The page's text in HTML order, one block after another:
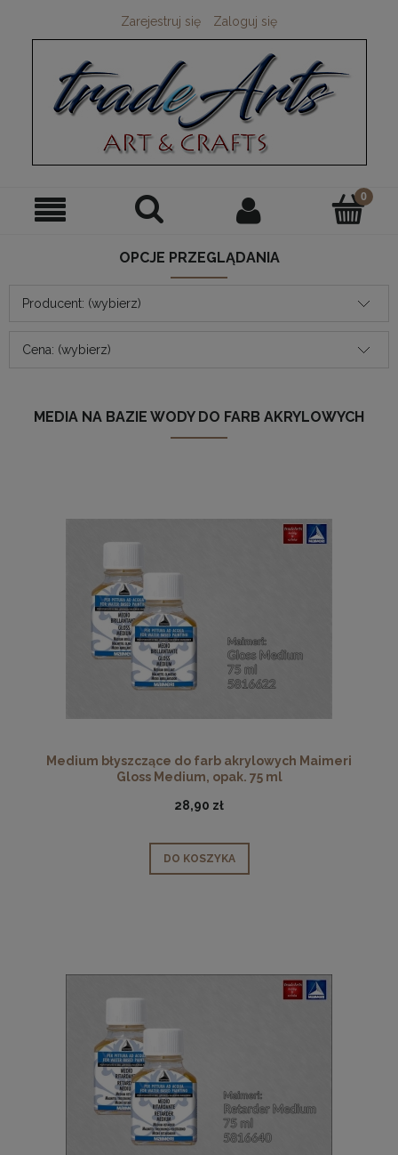
Zarejestruj się Zaloguj się
OPCJE PRZEGLĄDANIA
Producent: (wybierz)
Cena: (wybierz)
MEDIA NA BAZIE WODY DO FARB AKRYLOWYCH
Medium błyszczące do farb akrylowych Maimeri
Gloss Medium, opak. 75 ml
28,90 zł
DO KOSZYKA